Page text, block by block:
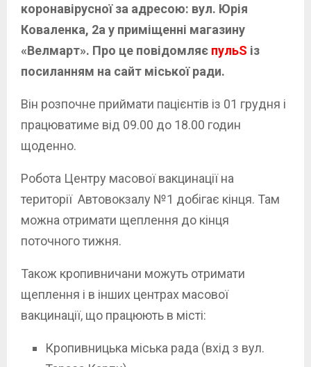
коронавірусної за адресою: вул. Юрія
Коваленка, 2а у приміщенні магазину
«Велмарт». Про це повідомляє пульS із
посиланням на сайт міської ради.
Він розпочне приймати пацієнтів із 01 грудня і
працюватиме від 09.00 до 18.00 годин
щоденно.
Робота Центру масової вакцинації на
території Автовокзалу №1 добігає кінця. Там
можна отримати щеплення до кінця
поточного тижня.
Також кропивничани можуть отримати
щеплення і в інших центрах масової
вакцинації, що працюють в місті:
Кропивницька міська рада (вхід з вул.